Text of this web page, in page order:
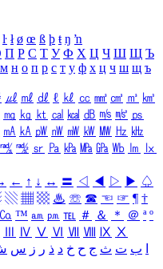
ŀ ł ø œ ß þ ŧ ŋ ŉ
П Р С Т У Ф Х Ц Ч Ш Щ Ъ
м н о п р с т у ф х ц ч ш щ ъ
㎕ ㎖ ㎗ ℓ ㎘ ㏄ ㎣ ㎤ ㎥ ㎦
㎎ ㎏ ㏏ ㎈ ㎉ ㏈ ㎧ ㎨ ㎰
㎃ ㎄ ㎺ ㎻ ㎽ ㎾ ㎿ ㎐ ㎑
㎮ ㎯ ㏛ ㎩ ㎪ ㎫ ㎬ ㏝ ㏐
㏓
← ↑ ↓ ↔ 〓 ◁ ◀ ▷ ▶ ♤
▧ ▦ ▩ ♨ ☏ ☎ ☜ ☞ ¶ †
㏇ ™ ㏂ ㏘ ℡ ＃ ＆ ＊ ＠ ª º
Ⅳ Ⅴ Ⅵ Ⅶ Ⅷ Ⅸ Ⅹ
ب ت ث ج ح خ د ذ ر ز س